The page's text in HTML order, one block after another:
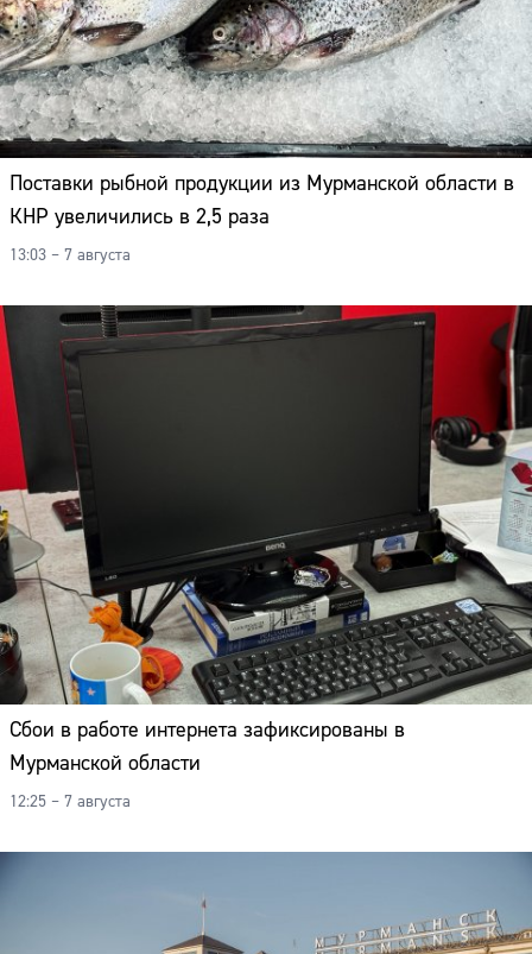
Поставки рыбной продукции из Мурманской области в
КНР увеличились в 2,5 раза
13:03 – 7 августа
Сбои в работе интернета зафиксированы в
Мурманской области
12:25 – 7 августа